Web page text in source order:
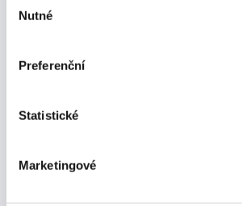
souhlasu
Nutné
Preferenční
Statistické
Marketingové
22. června 2006
Oznámení o aukci SPP 52T 5 mld